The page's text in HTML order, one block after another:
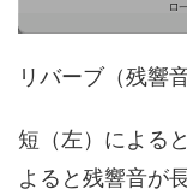
リバーブ（残響
短（左）による
よると残響音が